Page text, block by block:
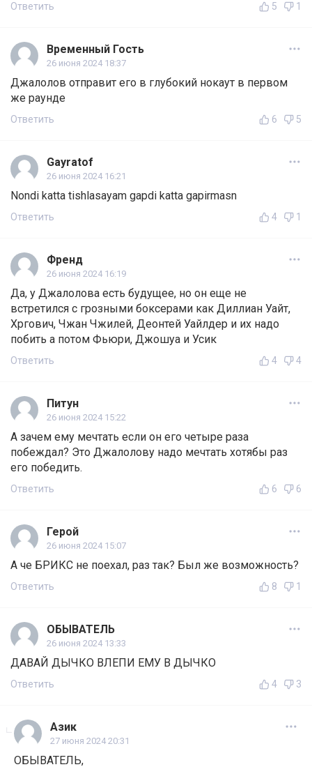
Ответить 5 1
Временный Гость
26 июня 2024 18:37
Джалолов отправит его в глубокий нокаут в первом
же раунде
Ответить 6 5
Gayratof
26 июня 2024 16:21
Nondi katta tishlasayam gapdi katta gapirmasn
Ответить 4 1
Френд
26 июня 2024 16:19
Да, у Джалолова есть будущее, но он еще не
встретился с грозными боксерами как Диллиан Уайт,
Хргович, Чжан Чжилей, Деонтей Уайлдер и их надо
побить а потом Фьюри, Джошуа и Усик
Ответить 4 4
Питун
26 июня 2024 15:22
А зачем ему мечтать если он его четыре раза
побеждал? Это Джалолову надо мечтать хотябы раз
его победить.
Ответить 6 6
Герой
26 июня 2024 15:07
А че БРИКС не поехал, раз так? Был же возможность?
Ответить 8 1
ОБЫВАТЕЛЬ
26 июня 2024 13:33
ДАВАЙ ДЫЧКО ВЛЕПИ ЕМУ В ДЫЧКО
Ответить 4 3
Азик
27 июня 2024 20:31
ОБЫВАТЕЛЬ,